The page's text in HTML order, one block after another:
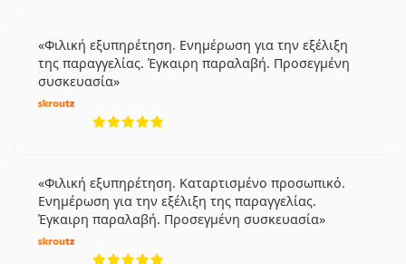
Φιλική εξυπηρέτηση. Ενημέρωση για την εξέλιξη
της παραγγελίας. Έγκαιρη παραλαβή. Προσεγμένη
συσκευασία
Φιλική εξυπηρέτηση. Καταρτισμένο προσωπικό.
Ενημέρωση για την εξέλιξη της παραγγελίας.
Έγκαιρη παραλαβή. Προσεγμένη συσκευασία